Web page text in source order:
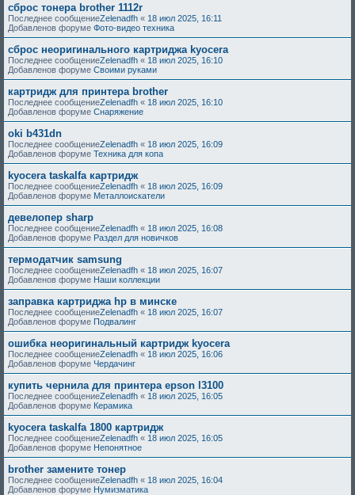
сброс тонера brother 1112r
Последнее сообщениеZelenadfh « 18 июл 2025, 16:11
Добавленов форуме Фото-видео техника
сброс неоригинального картриджа kyocera
Последнее сообщениеZelenadfh « 18 июл 2025, 16:10
Добавленов форуме Своими руками
картридж для принтера brother
Последнее сообщениеZelenadfh « 18 июл 2025, 16:10
Добавленов форуме Снаряжение
oki b431dn
Последнее сообщениеZelenadfh « 18 июл 2025, 16:09
Добавленов форуме Техника для копа
kyocera taskalfa картридж
Последнее сообщениеZelenadfh « 18 июл 2025, 16:09
Добавленов форуме Металлоискатели
девелопер sharp
Последнее сообщениеZelenadfh « 18 июл 2025, 16:08
Добавленов форуме Раздел для новичков
термодатчик samsung
Последнее сообщениеZelenadfh « 18 июл 2025, 16:07
Добавленов форуме Наши коллекции
заправка картриджа hp в минске
Последнее сообщениеZelenadfh « 18 июл 2025, 16:07
Добавленов форуме Подвалинг
ошибка неоригинальный картридж kyocera
Последнее сообщениеZelenadfh « 18 июл 2025, 16:06
Добавленов форуме Чердачинг
купить чернила для принтера epson l3100
Последнее сообщениеZelenadfh « 18 июл 2025, 16:05
Добавленов форуме Керамика
kyocera taskalfa 1800 картридж
Последнее сообщениеZelenadfh « 18 июл 2025, 16:05
Добавленов форуме Непонятное
brother замените тонер
Последнее сообщениеZelenadfh « 18 июл 2025, 16:04
Добавленов форуме Нумизматика